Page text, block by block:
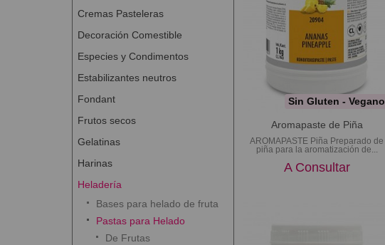
Cremas Pasteleras
Decoración Comestible
Especies y Condimentos
Estabilizantes neutros
Fondant
Frutos secos
Gelatinas
Harinas
Heladería
Bases para helado de fruta
Pastas para Helado
De Frutas
Sin Gluten - Vegano
Aromapaste de Piña
AROMAPASTE Piña Preparado de
piña para la aromatización de...
A Consultar